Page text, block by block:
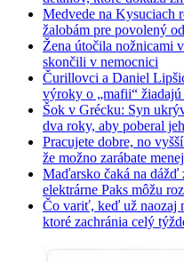
Medvede na Kysuciach
žalobám pre povolený
Žena útočila nožnicami
skončili v nemocnici
Čurillovci a Daniel
výroky o „mafii“
Šok v Grécku: Syn
dva roky, aby poberal
Pracujete dobre, no
že možno zarábate
Maďarsko čaká na dážď
elektrárne Paks môžu
Čo variť, keď už naozaj
ktoré zachránia celý